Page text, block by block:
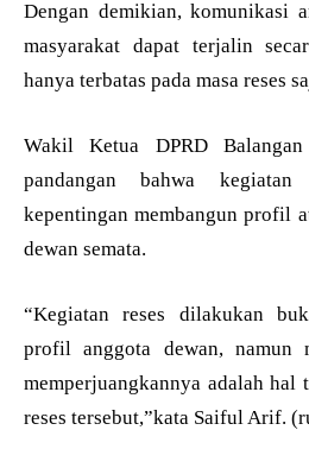
Dengan demikian, komunikasi
masyarakat dapat terjalin
hanya terbatas pada masa reses
Wakil Ketua DPRD
pandangan bahwa
kepentingan membangun profil
dewan semata.
“Kegiatan reses dilakukan
profil anggota dewan, namun
memperjuangkannya adalah hal
reses tersebut,”kata Saiful Arif.